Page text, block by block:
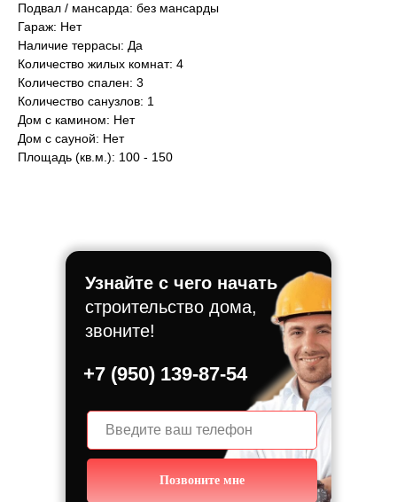
Подвал / мансарда: без мансарды
Гараж: Нет
Наличие террасы: Да
Количество жилых комнат: 4
Количество спален: 3
Количество санузлов: 1
Дом с камином: Нет
Дом с сауной: Нет
Площадь (кв.м.): 100 - 150
Узнайте с чего начать
строительство дома,
звоните!
+7 (950) 139-87-54
Позвоните мне